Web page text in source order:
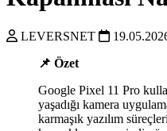
LEVERSNET
📌 Özet
Google Pixel 11 Pro
yaşadığı kamera
karmaşık yazılım